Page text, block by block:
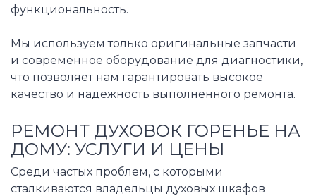
функциональность.
Мы используем только оригинальные запчасти
и современное оборудование для диагностики,
что позволяет нам гарантировать высокое
качество и надежность выполненного ремонта.
РЕМОНТ ДУХОВОК ГОРЕНЬЕ НА
ДОМУ: УСЛУГИ И ЦЕНЫ
Среди частых проблем, с которыми
сталкиваются владельцы духовых шкафов